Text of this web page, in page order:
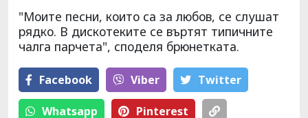
"Моите песни, които са за любов, се слушат
рядко. В дискотеките се въртят типичните
чалга парчета", споделя брюнетката.
Facebook Viber Тwitter
Whatsapp Pinterest